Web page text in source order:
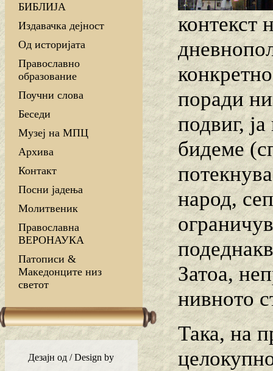
БИБЛИЈА
Издавачка дејност
Од историјата
Православно
образование
Поучни слова
Беседи
Музеј на МПЦ
Архива
Контакт
Посни јадења
Молитвеник
Православна
ВЕРОНАУКА
Патописи &
Македонците низ
светот
Дезајн од / Design by
контекст
поради
подвиг,
бидеме
народ,
Затоа,
нивното
Така, на